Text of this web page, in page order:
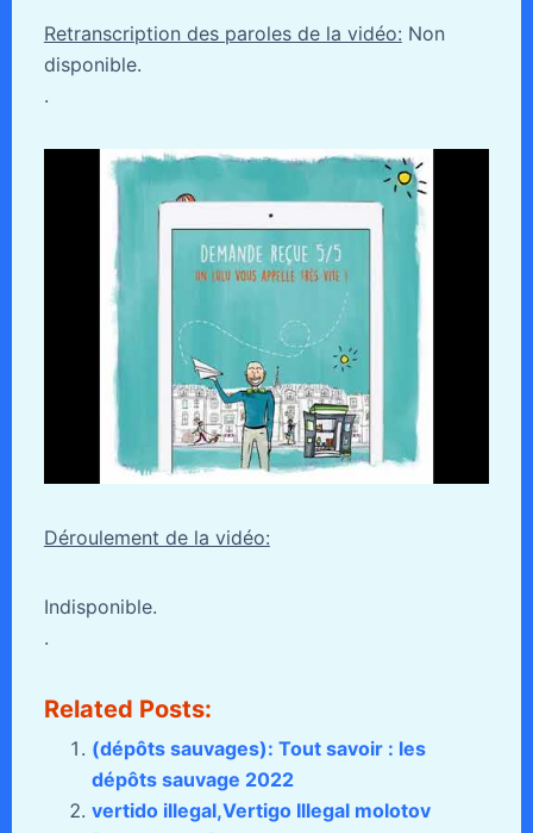
Retranscription des paroles de la vidéo: Non
disponible.
.
Déroulement de la vidéo:
Indisponible.
.
Related Posts:
(dépôts sauvages): Tout savoir : les
dépôts sauvage 2022
vertido illegal,Vertigo Illegal molotov